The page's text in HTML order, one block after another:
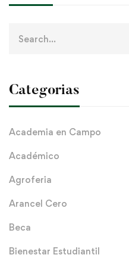
Categorias
Academia en Campo
Académico
Agroferia
Arancel Cero
Beca
Bienestar Estudiantil